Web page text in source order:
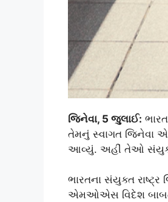
જિનેવા, 5 જુલાઈ:
તેમનું સ્વાગત જિનેવા
આવ્યું. અહીં તેઓ સંયુક્ત
ભારતના સંયુક્ત રાષ્ટ્ર
એમઓએસ વિદેશ